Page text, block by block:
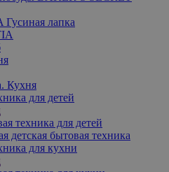
лапка
Кухня
для детей
техника для детей
детская бытовая техника
для кухни